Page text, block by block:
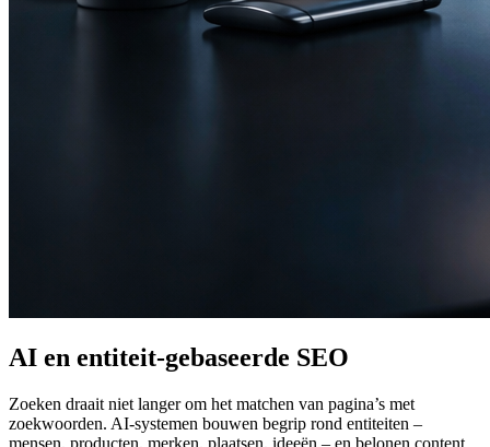
AI en entiteit-gebaseerde SEO
Zoeken draait niet langer om het matchen van pagina’s met
zoekwoorden. AI-systemen bouwen begrip rond entiteiten –